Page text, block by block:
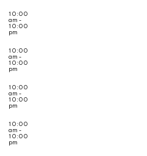
10:00
am -
10:00
pm
10:00
am -
10:00
pm
10:00
am -
10:00
pm
10:00
am -
10:00
pm